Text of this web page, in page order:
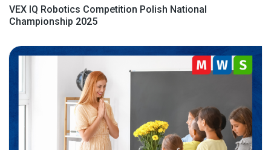
VEX IQ Robotics Competition Polish National
Championship 2025